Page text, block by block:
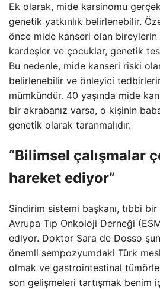
Ek olarak, mide karsinomu
genetik yatkınlık belirlenebilir.
önce mide kanseri olan bireylerin
kardeşler ve çocuklar, genetik
Bu nedenle, mide kanseri riski
belirlenebilir ve önleyici
mümkündür. 40 yaşında mide
bir akrabanız varsa, o kişinin
genetik olarak taranmalıdır.
“Bilimsel çalışmalar
hareket ediyor”
Sindirim sistemi başkanı, tıbbi
Avrupa Tıp Onkoloji Derneği
ediyor. Doktor Sara de Dosso
önemli sempozyumdaki Türk
olmak ve gastrointestinal
son gelişmeleri tartışmak benim